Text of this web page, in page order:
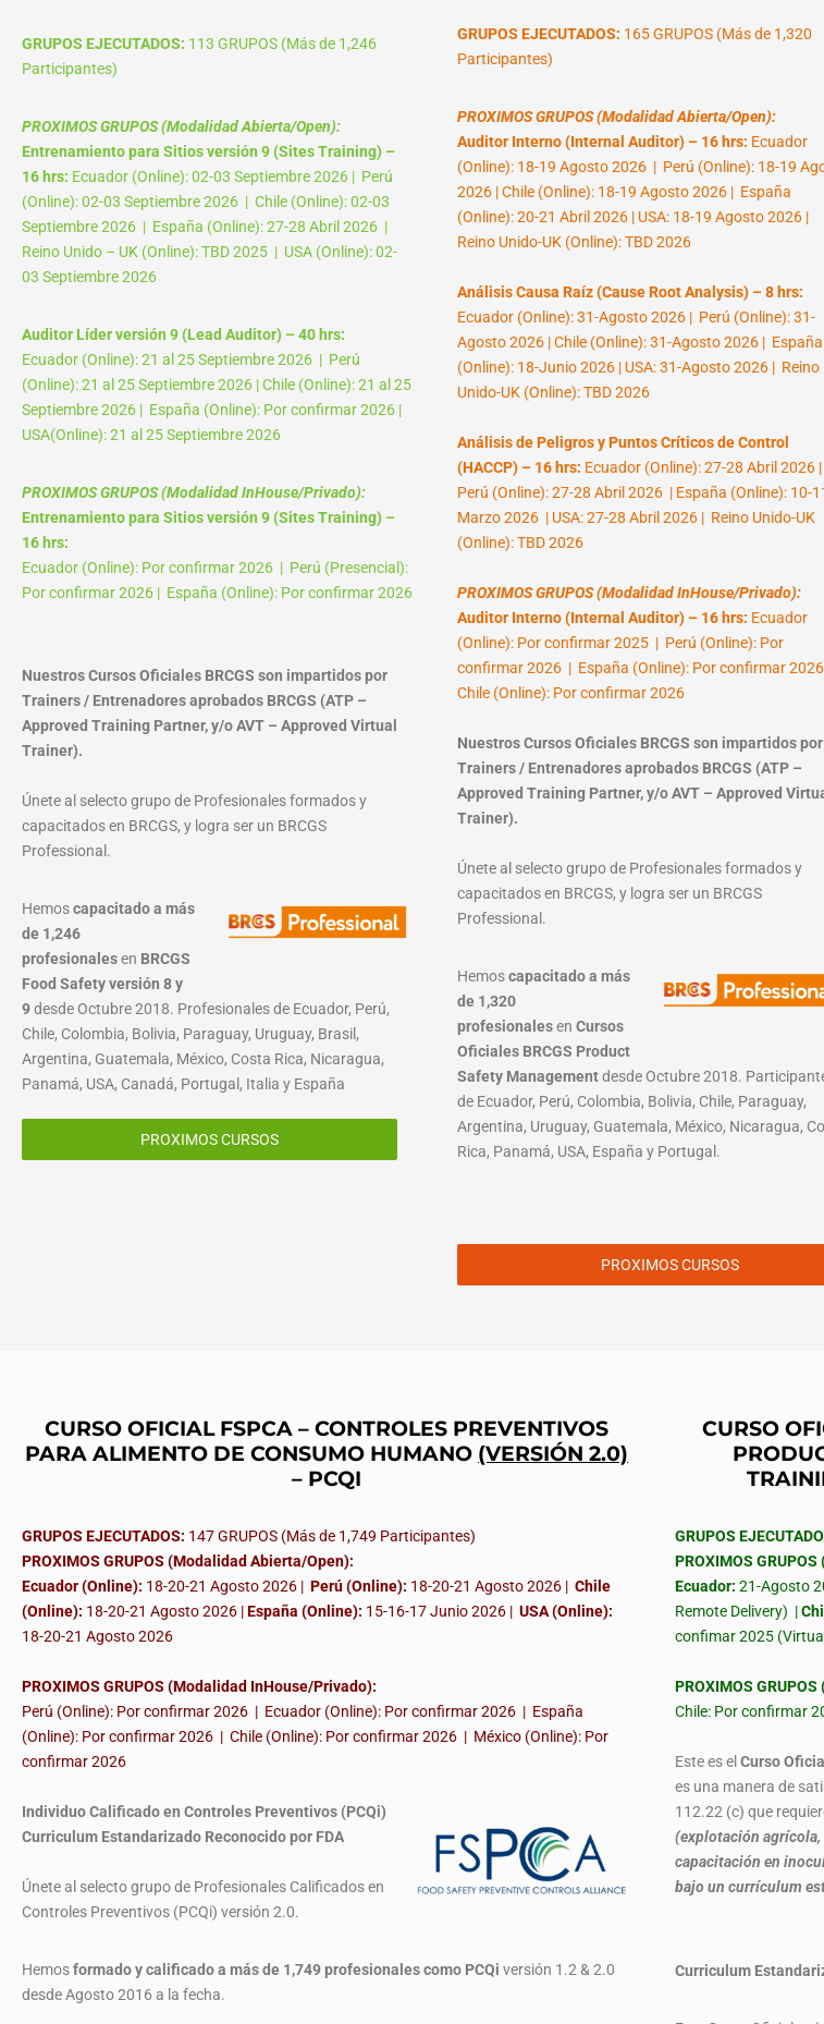
GRUPOS EJECUTADOS: 113 GRUPOS (Más de 1,246
Participantes)
PROXIMOS GRUPOS (Modalidad Abierta/Open):
Entrenamiento para Sitios versión 9 (Sites Training) –
16 hrs: Ecuador (Online): 02-03 Septiembre 2026 | Perú
(Online): 02-03 Septiembre 2026 | Chile (Online): 02-03
Septiembre 2026 | España (Online): 27-28 Abril 2026 |
Reino Unido – UK (Online): TBD 2025 | USA (Online): 02-
03 Septiembre 2026
Auditor Líder versión 9 (Lead Auditor) – 40 hrs:
Ecuador (Online): 21 al 25 Septiembre 2026 | Perú
(Online): 21 al 25 Septiembre 2026 | Chile (Online): 21 al 25
Septiembre 2026 | España (Online): Por confirmar 2026 |
USA(Online): 21 al 25 Septiembre 2026
PROXIMOS GRUPOS (Modalidad InHouse/Privado):
Entrenamiento para Sitios versión 9 (Sites Training) –
16 hrs:
Ecuador (Online): Por confirmar 2026 | Perú (Presencial):
Por confirmar 2026 | España (Online): Por confirmar 2026
Nuestros Cursos Oficiales BRCGS son impartidos por
Trainers / Entrenadores aprobados BRCGS (ATP –
Approved Training Partner, y/o AVT – Approved Virtual
Trainer).
Únete al selecto grupo de Profesionales formados y
capacitados en BRCGS, y logra ser un BRCGS
Professional.
Hemoscapacitado a más
de 1,246
profesionalesen BRCGS
Food Safety versión 8 y
9desde Octubre 2018. Profesionales de Ecuador, Perú,
Chile, Colombia, Bolivia, Paraguay, Uruguay, Brasil,
Argentina, Guatemala, México, Costa Rica, Nicaragua,
Panamá, USA, Canadá, Portugal, Italia y España
PROXIMOS CURSOS
GRUPOS EJECUTADOS: 165 GRUPOS (Más de 1,320
Participantes)
PROXIMOS GRUPOS (Modalidad Abierta/Open):
Auditor Interno (Internal Auditor) – 16 hrs: Ecuador
(Online): 18-19 Agosto 2026 | Perú (Online): 18-19
2026 | Chile (Online): 18-19 Agosto 2026 | España
(Online): 20-21 Abril 2026 | USA: 18-19 Agosto 2026 |
Reino Unido-UK (Online): TBD 2026
Análisis Causa Raíz (Cause Root Analysis) – 8 hrs:
Ecuador (Online): 31-Agosto 2026 | Perú (Online): 31-
Agosto 2026 | Chile (Online): 31-Agosto 2026 | España
(Online): 18-Junio 2026 | USA: 31-Agosto 2026 | Reino
Unido-UK (Online): TBD 2026
Análisis de Peligros y Puntos Críticos de Control
(HACCP) – 16 hrs: Ecuador (Online): 27-28 Abril 2026 |
Perú (Online): 27-28 Abril 2026 | España (Online): 10-
Marzo 2026 | USA: 27-28 Abril 2026 | Reino Unido-UK
(Online): TBD 2026
PROXIMOS GRUPOS (Modalidad InHouse/Privado):
Auditor Interno (Internal Auditor) – 16 hrs: Ecuador
(Online): Por confirmar 2025 | Perú (Online): Por
confirmar 2026 | España (Online): Por confirmar
Chile (Online): Por confirmar 2026
Nuestros Cursos Oficiales BRCGS son impartidos por
Trainers / Entrenadores aprobados BRCGS (ATP –
Approved Training Partner, y/o AVT – Approved
Trainer).
Únete al selecto grupo de Profesionales formados y
capacitados en BRCGS, y logra ser un BRCGS
Professional.
Hemoscapacitado a más
de 1,320
profesionalesen Cursos
Oficiales BRCGS Product
Safety Managementdesde Octubre 2018.
de Ecuador, Perú, Colombia, Bolivia, Chile, Paraguay,
Argentina, Uruguay, Guatemala, México, Nicaragua,
Rica, Panamá, USA, España y Portugal.
PROXIMOS CURSOS
CURSO OFICIAL FSPCA – CONTROLES PREVENTIVOS
PARA ALIMENTO DE CONSUMO HUMANO (VERSIÓN 2.0)
– PCQI
GRUPOS EJECUTADOS: 147 GRUPOS (Más de 1,749 Participantes)
PROXIMOS GRUPOS (Modalidad Abierta/Open):
Ecuador (Online): 18-20-21 Agosto 2026 | Perú (Online): 18-20-21 Agosto 2026 | Chile
(Online): 18-20-21 Agosto 2026 |España (Online): 15-16-17 Junio 2026 | USA (Online):
18-20-21 Agosto 2026
PROXIMOS GRUPOS (Modalidad InHouse/Privado):
Perú (Online): Por confirmar 2026 | Ecuador (Online): Por confirmar 2026 | España
(Online): Por confirmar 2026 | Chile (Online): Por confirmar 2026 | México (Online): Por
confirmar 2026
Individuo Calificado en Controles Preventivos (PCQi)
Curriculum Estandarizado Reconocido por FDA
Únete al selecto grupo de Profesionales Calificados en
Controles Preventivos (PCQi) versión 2.0.
Hemosformado y calificado a más de 1,749 profesionalescomo PCQi versión 1.2 & 2.0
desde Agosto 2016 a la fecha.
CURSO
GRUPOS
PROXIMOS
Ecuador: 21-Agosto
Remote Delivery) |
confimar 2025
PROXIMOS
Chile: Por confirmar
Este es el Curso
es una manera de
112.22 (c) que
(explotación
capacitación en
bajo un currículum
Curriculum